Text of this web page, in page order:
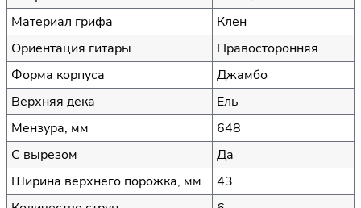
Материал грифа
Клен
Ориентация гитары
Правосторонняя
Форма корпуса
Джамбо
Верхняя дека
Ель
Мензура, мм
648
С вырезом
Да
Ширина верхнего порожка, мм
43